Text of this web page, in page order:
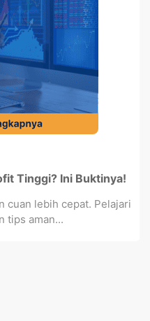
Tinggi? Ini Buktinya!
cuan lebih cepat. Pelajari
tips aman...